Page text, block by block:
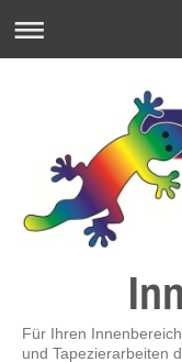
Für Ihren
und Tapezierarbeiten